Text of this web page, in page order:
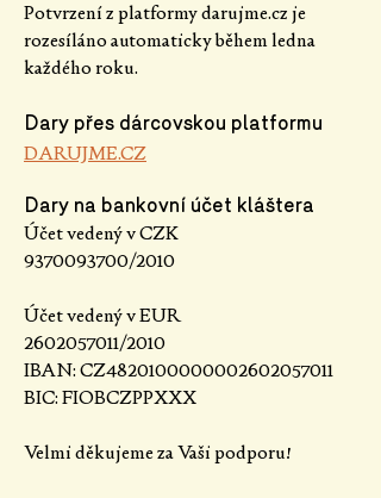
Potvrzení z platformy darujme.cz je
rozesíláno automaticky během ledna
každého roku.
Dary přes dárcovskou platformu
DARUJME.CZ
Dary na bankovní účet kláštera
​Účet vedený v CZK
9370093700/2010
Účet vedený v EUR
2602057011/2010
IBAN: CZ4820100000002602057011
BIC: FIOBCZPPXXX
​Velmi děkujeme za Vaši podporu!​​